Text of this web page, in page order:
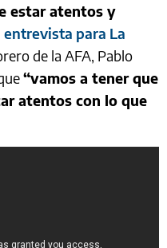
estar atentos y
entrevista para La
de la AFA, Pablo
“vamos a tener que
atentos con lo que